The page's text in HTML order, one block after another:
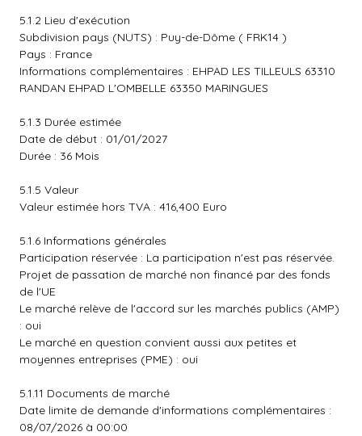
5.1.2 Lieu d'exécution
Subdivision pays (NUTS) : Puy-de-Dôme ( FRK14 )
Pays : France
Informations complémentaires : EHPAD LES TILLEULS 63310
RANDAN EHPAD L'OMBELLE 63350 MARINGUES
5.1.3 Durée estimée
Date de début : 01/01/2027
Durée : 36 Mois
5.1.5 Valeur
Valeur estimée hors TVA : 416,400 Euro
5.1.6 Informations générales
Participation réservée : La participation n'est pas réservée.
Projet de passation de marché non financé par des fonds
de l'UE
Le marché relève de l'accord sur les marchés publics (AMP)
: oui
Le marché en question convient aussi aux petites et
moyennes entreprises (PME) : oui
5.1.11 Documents de marché
Date limite de demande d'informations complémentaires :
08/07/2026 à 00:00